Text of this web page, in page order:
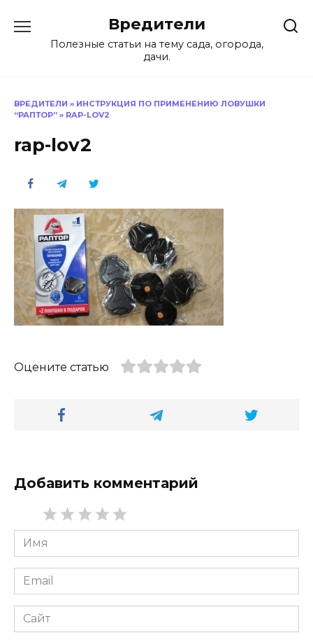
содержанию
Вредители
Полезные статьи на тему сада, огорода,
дачи.
ВРЕДИТЕЛИ » ИНСТРУКЦИЯ ПО ПРИМЕНЕНИЮ ЛОВУШКИ
“РАПТОР” » RAP-LOV2
rap-lov2
Оцените статью
Добавить комментарий
Имя
*
Email
*
Сайт